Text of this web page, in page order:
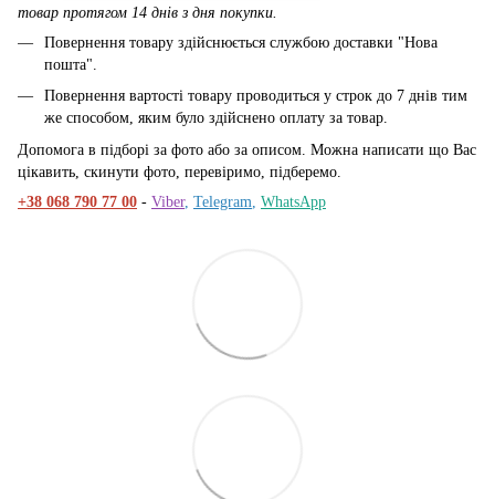
товар протягом 14 днів з дня покупки.
Повернення товару здійснюється службою доставки "Нова
пошта".
Повернення вартості товару проводиться у строк до 7 днів тим
же способом, яким було здійснено оплату за товар.
Допомога в підборі за фото або за описом. Можна написати що Вас
цікавить, скинути фото, перевіримо, підберемо.
+38 068 790 77 00 - Viber, Telegram WhatsApp